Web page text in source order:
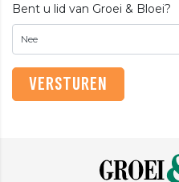
Bent u lid van Groei & Bloei?